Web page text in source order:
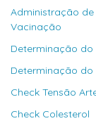
Administração
Vacinação
Determinação do
Determinação do
Check Tensão
Check Colesterol